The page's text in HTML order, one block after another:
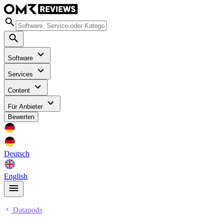
Software
Services
Content
Für Anbieter
Bewerten
Deutsch
English
Datapods